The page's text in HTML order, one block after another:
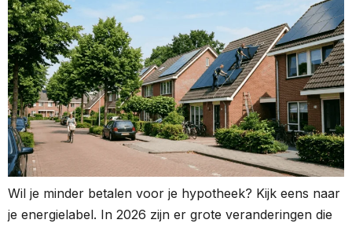
Wil je minder betalen voor je hypotheek? Kijk eens naar
je energielabel. In 2026 zijn er grote veranderingen die